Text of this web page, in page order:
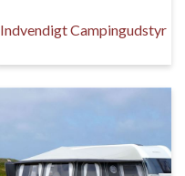
Indvendigt Campingudstyr